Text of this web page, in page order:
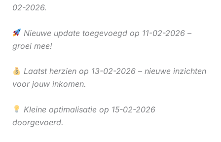
02-2026.
Nieuwe update toegevoegd op 11-02-2026 –
groei mee!
Laatst herzien op 13-02-2026 – nieuwe inzichten
voor jouw inkomen.
Kleine optimalisatie op 15-02-2026
doorgevoerd.